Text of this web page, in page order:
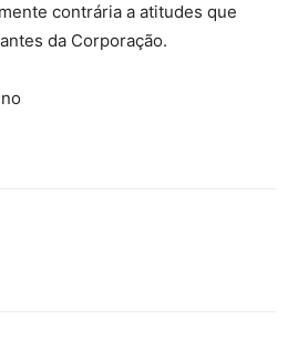
contrária a atitudes que
da Corporação.